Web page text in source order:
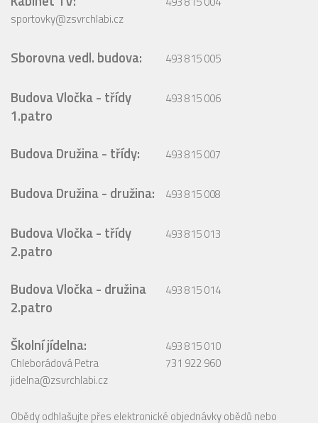
sportovky@zsvrchlabi.cz
Sborovna vedl. budova: 493 815 005
Budova Vločka - třídy
1.patro
493 815 006
Budova Družina - třídy: 493 815 007
Budova Družina - družina: 493 815 008
Budova Vločka - třídy
2.patro
493 815 013
Budova Vločka - družina
2.patro
493 815 014
Školní jídelna:
Chleborádová Petra
jidelna@zsvrchlabi.cz
493 815 010
731 922 960
Obědy odhlašujte přes elektronické objednávky obědů nebo